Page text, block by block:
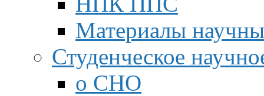
Материалы
Студенческое
о СНО